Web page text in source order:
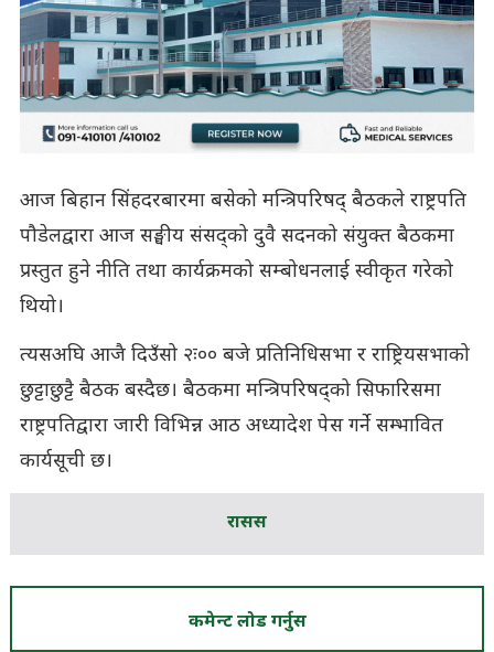
आज बिहान सिंहदरबारमा बसेको मन्त्रिपरिषद् बैठकले राष्ट्रपति
पौडेलद्वारा आज सङ्घीय संसद्को दुवै सदनको संयुक्त बैठकमा
प्रस्तुत हुने नीति तथा कार्यक्रमको सम्बोधनलाई स्वीकृत गरेको
थियो।
त्यसअघि आजै दिउँसो २ः०० बजे प्रतिनिधिसभा र राष्ट्रियसभाको
छुट्टाछुट्टै बैठक बस्दैछ। बैठकमा मन्त्रिपरिषद्को सिफारिसमा
राष्ट्रपतिद्वारा जारी विभिन्न आठ अध्यादेश पेस गर्ने सम्भावित
कार्यसूची छ।
रासस
कमेन्ट लोड गर्नुस